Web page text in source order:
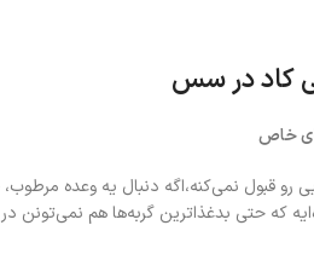
کاد در سس
خاص
قبول نمی‌کنه،اگه دنبال یه وعده
حتی بدغذاترین گربه‌ها هم نمی‌تونن